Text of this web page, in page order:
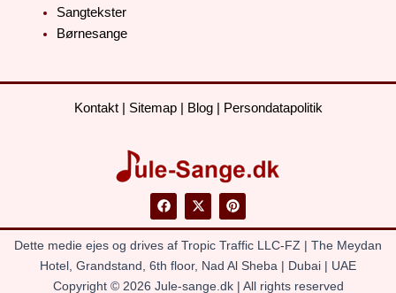
Sangtekster
Børnesange
Kontakt| Sitemap| Blog| Persondatapolitik
F
a
c
b
o
o
X
-
t
i
P
i
n
e
r
e
Dette medie ejes og drives af Tropic Traffic LLC-FZ | The Meydan
Hotel, Grandstand, 6th floor, Nad Al Sheba | Dubai | UAE
Copyright © 2026 Jule-sange.dk | All rights reserved